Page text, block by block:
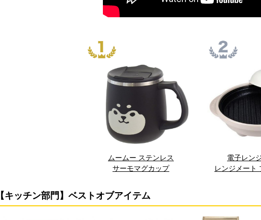
ムームー ステンレス
サーモマグカップ
電子レン
レンジメート
【キッチン部門】ベストオブアイテム